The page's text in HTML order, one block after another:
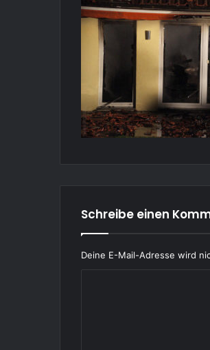
Schreibe einen
Deine E-Mail-Adresse wird